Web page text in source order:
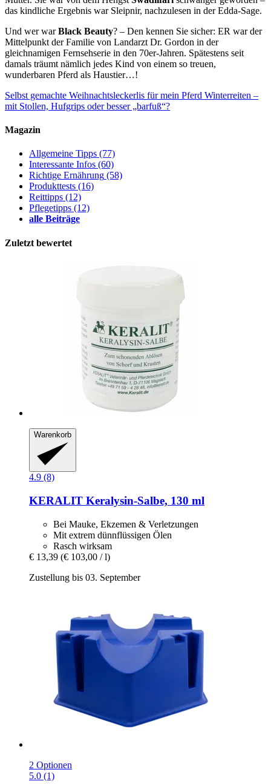
das kindliche Ergebnis war Sleipnir, nachzulesen in der Edda-Sage.
Und wer warBlack Beauty? – Den kennen Sie sicher: ER war der
Mittelpunkt der Familie von Landarzt Dr. Gordon in der
gleichnamigen Fernsehserie in den 70er-Jahren. Spätestens seit
damals träumt nämlich jedes Kind von einem so treuen,
wunderbaren Pferd als Haustier…!
Selbst gemachte Weihnachtsleckerlis für mein Pferd Winterreiten –
mit Stollen, Hufgrips oder besser „barfuß“?
Magazin
Allgemeine Tipps (77)
Interessante Infos (60)
Richtige Ernährung (58)
Produkttests (16)
Reittipps (12)
Pflegetipps (12)
alle Beiträge
Zuletzt bewertet
Warenkorb
4.9 (8)
KERALIT Keralysin-​Salbe, 130 ml
Bei Mauke, Ekzemen & Verletzungen
Mit extrem dünnflüssigen Ölen
Rasch wirksam
€ 13,39 (€ 103,00 / l)
Zustellung bis 03. September
2 Optionen
5.0 (1)